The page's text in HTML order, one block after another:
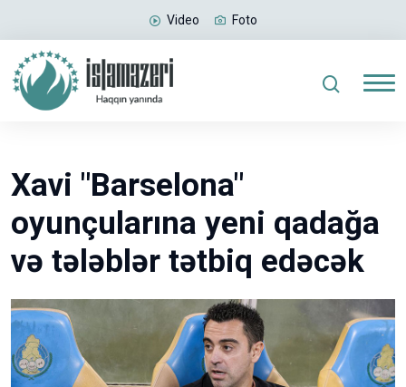
Video Foto
Xavi "Barselona"
oyunçularına yeni qadağa
və tələblər tətbiq edəcək